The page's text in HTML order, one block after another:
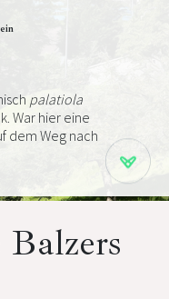
palatiola
War hier eine
dem Weg nach